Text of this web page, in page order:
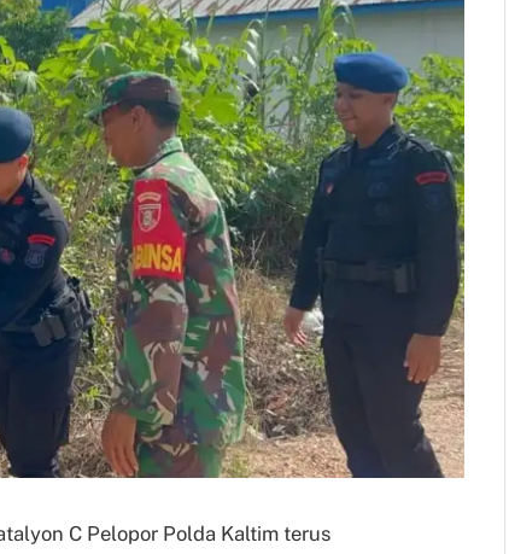
C Pelopor Polda Kaltim terus